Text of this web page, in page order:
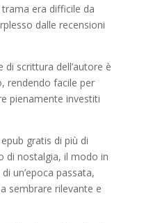
era difficile da
dalle recensioni
di scrittura dell’autore è
rendendo facile per
pienamente investiti
gratis di più di
di nostalgia, il modo in
un’epoca passata,
sembrare rilevante e